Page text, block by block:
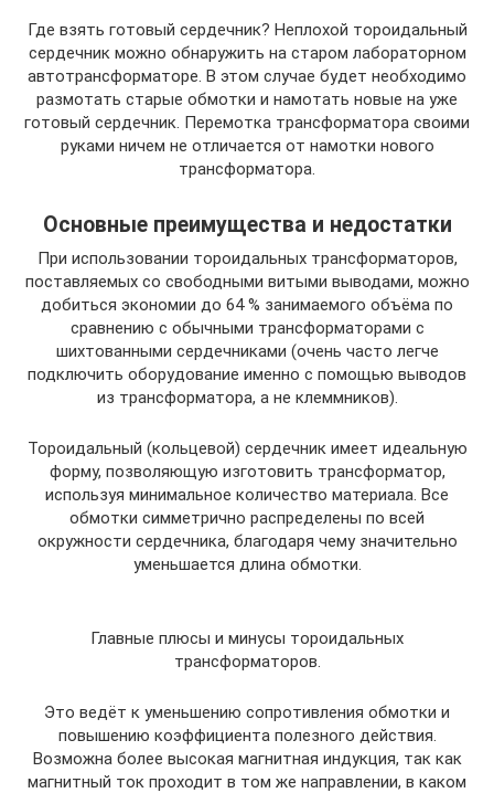
Где взять готовый сердечник? Неплохой тороидальный
сердечник можно обнаружить на старом лабораторном
автотрансформаторе. В этом случае будет необходимо
размотать старые обмотки и намотать новые на уже
готовый сердечник. Перемотка трансформатора своими
руками ничем не отличается от намотки нового
трансформатора.
Основные преимущества и недостатки
При использовании тороидальных трансформаторов,
поставляемых со свободными витыми выводами, можно
добиться экономии до 64 % занимаемого объёма по
сравнению с обычными трансформаторами с
шихтованными сердечниками (очень часто легче
подключить оборудование именно с помощью выводов
из трансформатора, а не клеммников).
Тороидальный (кольцевой) сердечник имеет идеальную
форму, позволяющую изготовить трансформатор,
используя минимальное количество материала. Все
обмотки симметрично распределены по всей
окружности сердечника, благодаря чему значительно
уменьшается длина обмотки.
Главные плюсы и минусы тороидальных
трансформаторов.
Это ведёт к уменьшению сопротивления обмотки и
повышению коэффициента полезного действия.
Возможна более высокая магнитная индукция, так как
магнитный ток проходит в том же направлении, в каком